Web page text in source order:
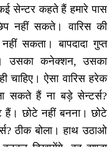
सेन्टर कहते हैं हमारे पास
नहीं सकते। वारिस की
सकता। बापदादा गुप्त
उसका कनेक्शन, उसका
चाहिए। ऐसा वारिस हरेक
सकते हैं ना बड़े सेन्टर्स?
हैं। छोटे नहीं बनना। छोटे
ठीक बोला। हाथ उठाओ